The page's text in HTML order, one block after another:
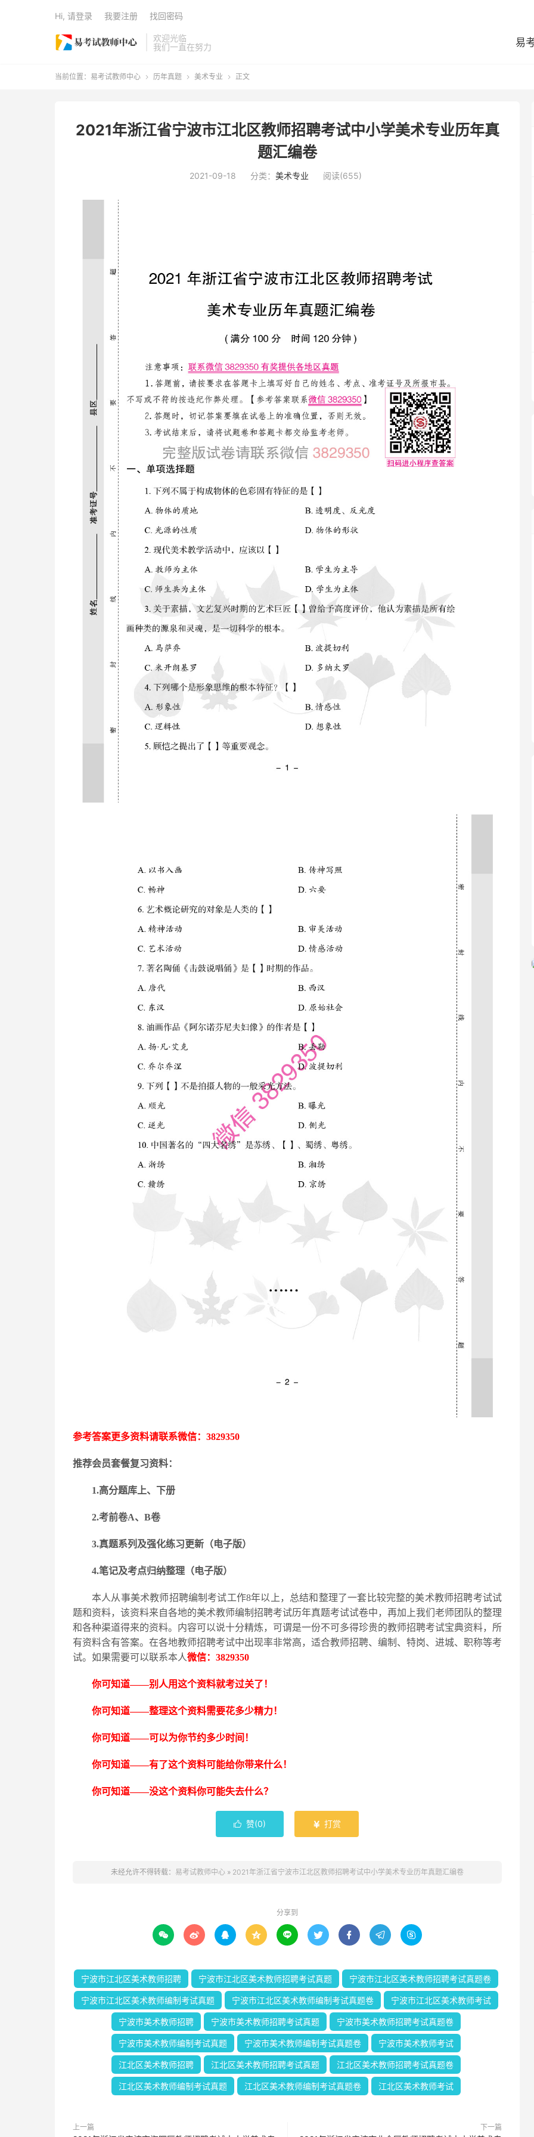
欢迎光临
我们一直在努力
易
Hi, 请登录 我要注册 找回密码
当前位置： 易考试教师中心  历年真题  美术专业  正文
2021年浙江省宁波市江北区教师招聘考试中小学美术专业历年真
题汇编卷
2021-09-18 分类： 美术专业 阅读(655)
参考答案更多资料请联系微信： 3829350
推荐会员套餐复习资料：
1.高分题库上、下册
2.考前卷A、B卷
3.真题系列及强化练习更新 （电子版）
4.笔记及考点归纳整理（电子版）
本人从事美术教师招聘编制考试工作8年以上，总结和整理了一套比较完整的美术教师招聘考试试
题和资料，该资料来自各地的美术教师编制招聘考试历年真题考试试卷中，再加上我们老师团队的整理
和各种渠道得来的资料。内容可以说十分精炼，可谓是一份不可多得珍贵的教师招聘考试宝典资料，所
有资料含有答案。在各地教师招聘考试中出现率非常高，适合教师招聘、编制、特岗、进城、职称等考
试。如果需要可以联系本人微信： 3829350
你可知道——别人用这个资料就考过关了！
你可知道——整理这个资料需要花多少精力！
你可知道——可以为你节约多少时间！
你可知道——有了这个资料可能给你带来什么！
你可知道——没这个资料你可能失去什么？
 赞(0)  打赏
未经允许不得转载： 易考试教师中心 » 2021年浙江省宁波市江北区教师招聘考试中小学美术专业历年真题汇编卷
分享到
        
宁波市江北区美术教师招聘 宁波市江北区美术教师招聘考试真题 宁波市江北区美术教师招聘考试真题卷
宁波市江北区美术教师编制考试真题 宁波市江北区美术教师编制考试真题卷 宁波市江北区美术教师考试
宁波市美术教师招聘 宁波市美术教师招聘考试真题 宁波市美术教师招聘考试真题卷
宁波市美术教师编制考试真题 宁波市美术教师编制考试真题卷 宁波市美术教师考试
江北区美术教师招聘 江北区美术教师招聘考试真题 江北区美术教师招聘考试真题卷
江北区美术教师编制考试真题 江北区美术教师编制考试真题卷 江北区美术教师考试
上一篇 下一篇